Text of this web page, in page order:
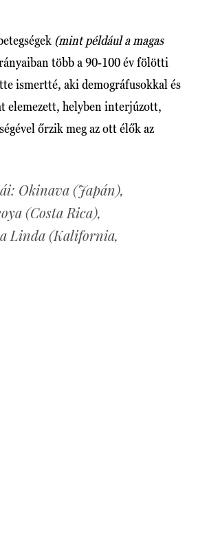
(mint például a magas
több a 90-100 év fölötti
ismertté, aki demográfusokkal és
elemezett, helyben interjúzott,
őrzik meg az ott élők az
Okinava (Japán),
(Costa Rica),
Linda (Kalifornia,